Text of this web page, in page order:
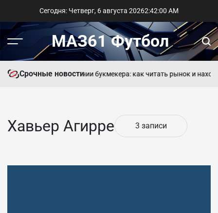
содержимому
Сегодня: Четверг, 6 августа 20262:42:00 AM
Меню МАЗ61 Футбол
Срочные новости
вокруг МессиРазбор линии букмекера: как читать рынок и
Хавьер Агирре 3 записи